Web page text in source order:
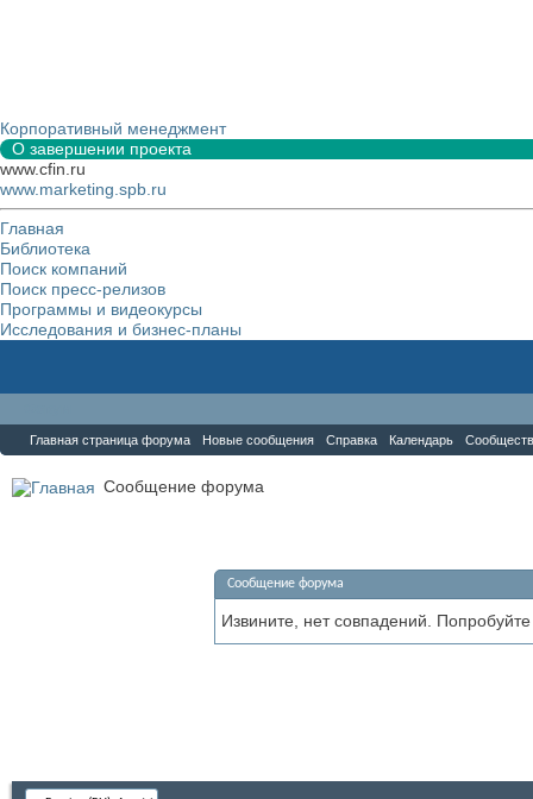
Корпоративный менеджмент
О завершении проекта
www.cfin.ru
www.marketing.spb.ru
Главная
Библиотека
Поиск компаний
Поиск пресс-релизов
Программы и видеокурсы
Исследования и бизнес-планы
Главная страница форума Новые сообщения Справка Календарь
Сообщение форума
Сообщение форума
Извините, нет совпадений.